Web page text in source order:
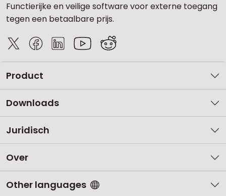
Functierijke en veilige software voor externe toegang
tegen een betaalbare prijs.
Product
Downloads
Juridisch
Over
Other languages